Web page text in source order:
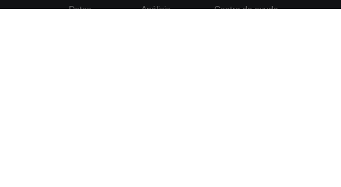
Datos
Análisis
Centro de ayuda